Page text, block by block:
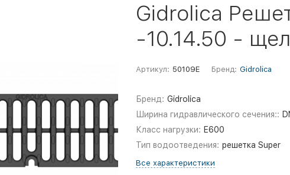
Gidrolica
-10.14.50 -
Артикул: 50109E Бренд: Gidrolica
Бренд: Gidrolica
Ширина гидравлического сечения::
Класс нагрузки: E600
Тип водоотведения: решетка Super
Все характеристики